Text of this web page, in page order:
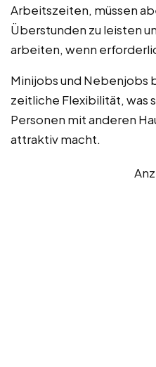
Arbeitszeiten, müssen
Überstunden zu leisten
arbeiten, wenn
Minijobs und Nebenjobs
zeitliche Flexibilität, was
Personen mit anderen
attraktiv macht.